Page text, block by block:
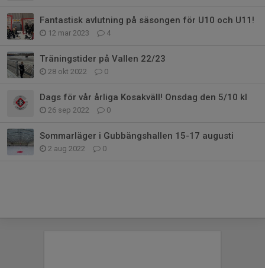
Fantastisk avlutning på säsongen för U10 och U11!
12 mar 2023 4
Träningstider på Vallen 22/23
28 okt 2022 0
Dags för vår årliga Kosakväll! Onsdag den 5/10 kl
26 sep 2022 0
Sommarläger i Gubbängshallen 15-17 augusti
2 aug 2022 0